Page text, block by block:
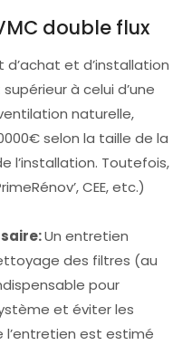
double flux
d’achat et d’installation
à celui d’une
naturelle,
selon la taille de la
l’installation. Toutefois,
CEE, etc.)
Un entretien
des filtres (au
pour
et éviter les
l’entretien est estimé